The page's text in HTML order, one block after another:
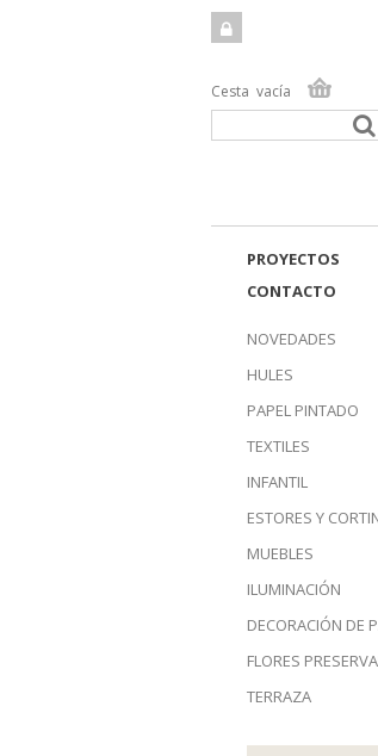
Cesta vacía
PROYECTOS
CONTACTO
NOVEDADES
HULES
PAPEL PINTADO
TEXTILES
INFANTIL
ESTORES Y
MUEBLES
ILUMINACIÓN
DECORACIÓN DE
FLORES
TERRAZA